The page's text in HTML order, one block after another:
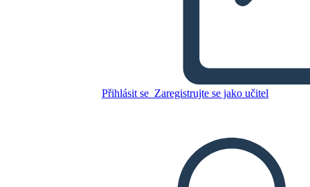
Přihlásit se Zaregistrujte se jako učitel
Zkopírujte tento scénář
PŘEHRÁT PREZENTACI
PŘEČTI MI